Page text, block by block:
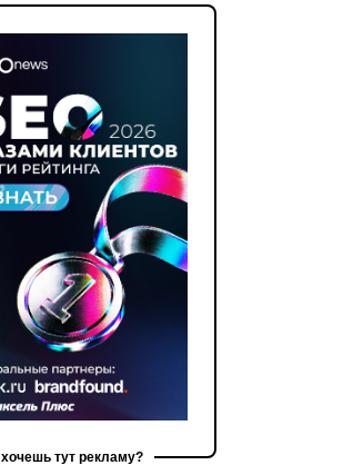
хочешь тут рекламу?